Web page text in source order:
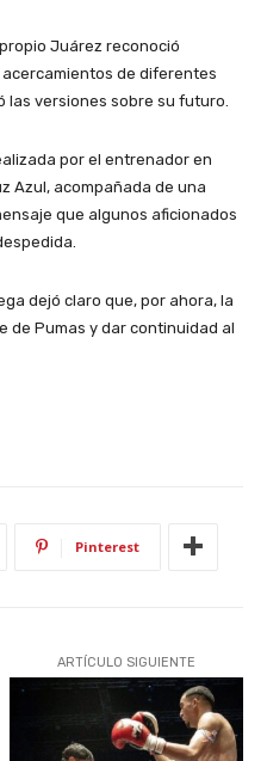
Juárez reconoció
de diferentes
las versiones sobre su futuro.
por el entrenador en
Azul, acompañada de una
que algunos aficionados
dejó claro que, por ahora, la
de Pumas y dar continuidad al
Pinterest
ARTÍCULO SIGUIENTE